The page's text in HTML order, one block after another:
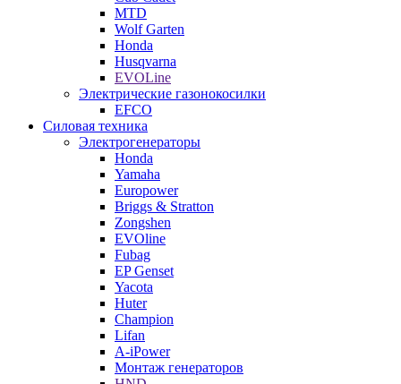
MTD
Wolf Garten
Honda
Husqvarna
EVOLine
Электрические газонокосилки
EFCO
Силовая техника
Электрогенераторы
Honda
Yamaha
Europower
Briggs & Stratton
Zongshen
EVOline
Fubag
EP Genset
Yacota
Huter
Champion
Lifan
A-iPower
Монтаж генераторов